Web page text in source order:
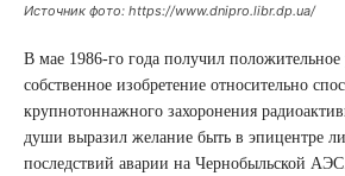
Источник фото: https://www.dnipro.libr.dp.ua/
В мае 1986-го года получил
собственное изобретение относительно
крупнотоннажного захоронения
души выразил желание быть в эпицентре
последствий аварии на Чернобыльской